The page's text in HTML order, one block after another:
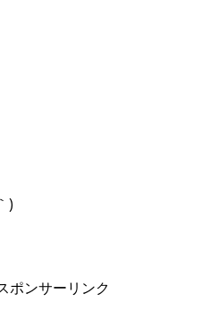
)
ポンサーリンク